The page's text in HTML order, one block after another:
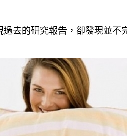
去的研究報告，卻發現並不